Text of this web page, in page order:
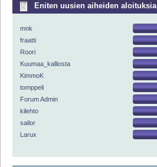
Eniten uusien aiheiden aloituksia
mnk
fraatti
Roori
Kuumaa_kalliosta
KimmoK
tomppeli
Forum Admin
kilehto
sailor
Larux